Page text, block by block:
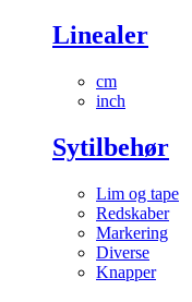
Linealer
cm
inch
Sytilbehør
Lim og tape
Redskaber
Markering
Diverse
Knapper